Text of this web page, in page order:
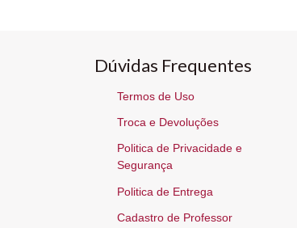
Dúvidas Frequentes
Termos de Uso
Troca e Devoluções
Politica de Privacidade e
Segurança
Politica de Entrega
Cadastro de Professor